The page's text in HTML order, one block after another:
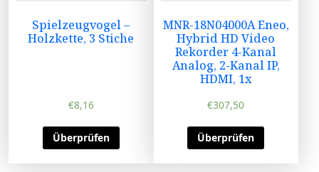
Spielzeugvogel –
Holzkette, 3 Stiche
€8,16
Überprüfen
MNR-18N04000A Eneo,
Hybrid HD Video
Rekorder 4-Kanal
Analog, 2-Kanal IP,
HDMI, 1x
€307,50
Überprüfen